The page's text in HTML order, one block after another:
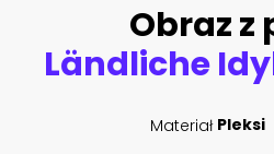
Obraz z
Materiał Pleksi